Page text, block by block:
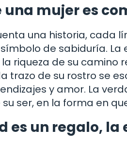
una mujer es
una historia, cada
de sabiduría.
riqueza de su camino
trazo de su rostro se
y amor. La
ser, en la forma en
es un regalo,